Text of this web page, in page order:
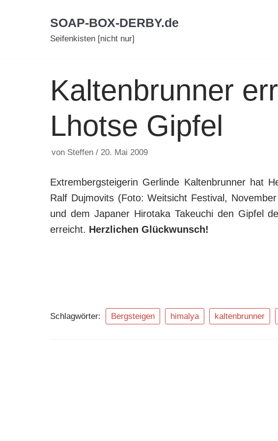
SOAP-BOX-DERBY.de
Seifenkisten [nicht nur]
Kaltenbrunner
Lhotse Gipfel
von Steffen 20. Mai 2009
Extrembergsteigerin Gerlinde Kaltenbrunner hat
Ralf Dujmovits (Foto: Weitsicht Festival,
und dem Japaner Hirotaka Takeuchi den Gipfel
erreicht. Herzlichen Glückwunsch!
Schlagwörter: Bergsteigen himalya kaltenbrunner